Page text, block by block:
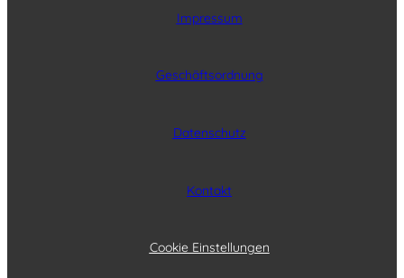
Impressum
Geschäftsordnung
Datenschutz
Kontakt
Cookie Einstellungen